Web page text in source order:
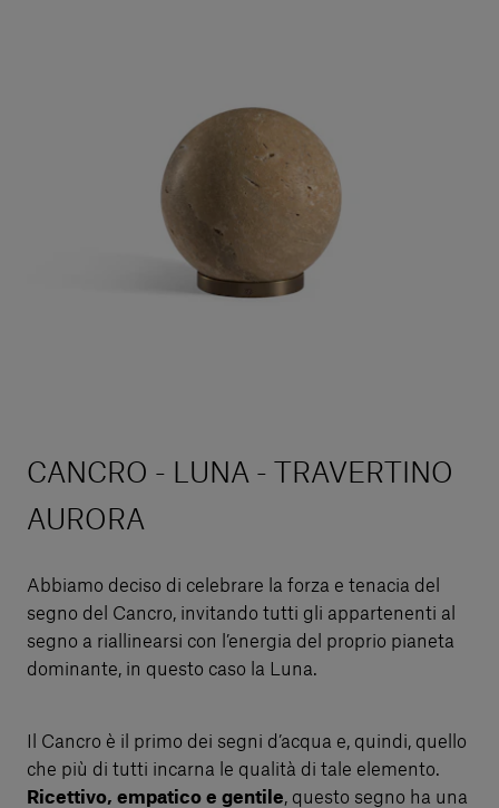
CANCRO - LUNA - TRAVERTINO
AURORA
Abbiamo deciso di celebrare la forza e tenacia del
segno del Cancro, invitando tutti gli appartenenti al
segno a riallinearsi con l’energia del proprio pianeta
dominante, in questo caso la Luna.
Il Cancro è il primo dei segni d’acqua e, quindi, quello
che più di tutti incarna le qualità di tale elemento.
Ricettivo, empatico e gentile, questo segno ha una